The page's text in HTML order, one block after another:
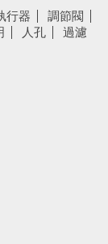
行器
調節閥
人孔
過濾